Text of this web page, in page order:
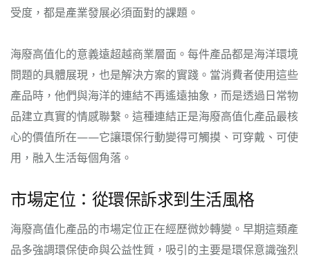
受度，都是產業發展必須面對的課題。
海廢高值化的意義遠超越商業層面。每件產品都是海洋環境
問題的具體展現，也是解決方案的實踐。當消費者使用這些
產品時，他們與海洋的連結不再遙遠抽象，而是透過日常物
品建立真實的情感聯繫。這種連結正是海廢高值化產品最核
心的價值所在——它讓環保行動變得可觸摸、可穿戴、可使
用，融入生活每個角落。
市場定位：從環保訴求到生活風格
海廢高值化產品的市場定位正在經歷微妙轉變。早期這類產
品多強調環保使命與公益性質，吸引的主要是環保意識強烈